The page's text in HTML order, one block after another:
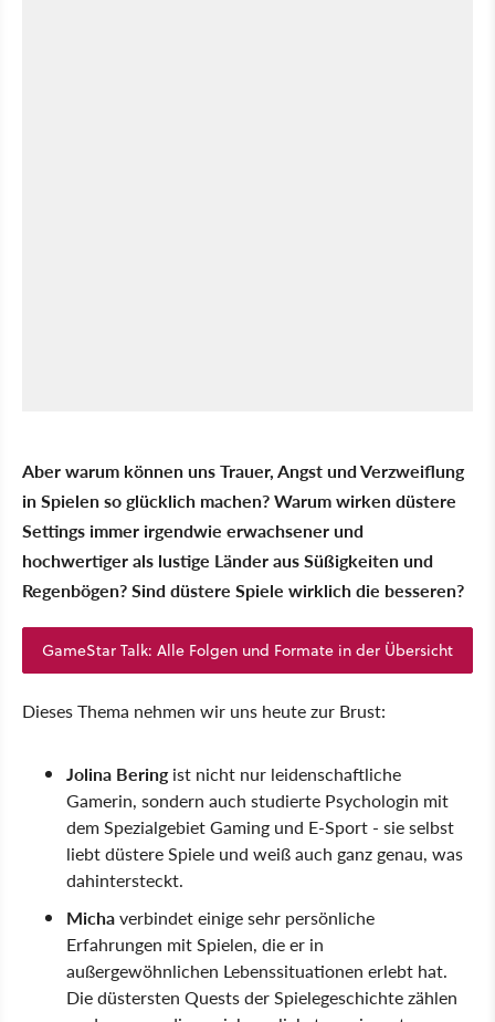
Aber warum können uns Trauer, Angst und Verzweiflung
in Spielen so glücklich machen? Warum wirken düstere
Settings immer irgendwie erwachsener und
hochwertiger als lustige Länder aus Süßigkeiten und
Regenbögen? Sind düstere Spiele wirklich die besseren?
GameStar Talk: Alle Folgen und Formate in der Übersicht
Dieses Thema nehmen wir uns heute zur Brust:
Jolina Beringist nicht nur leidenschaftliche
Gamerin, sondern auch studierte Psychologin mit
dem Spezialgebiet Gaming und E-Sport - sie selbst
liebt düstere Spiele und weiß auch ganz genau, was
dahintersteckt.
Michaverbindet einige sehr persönliche
Erfahrungen mit Spielen, die er in
außergewöhnlichen Lebenssituationen erlebt hat.
Die düstersten Quests der Spielegeschichte zählen